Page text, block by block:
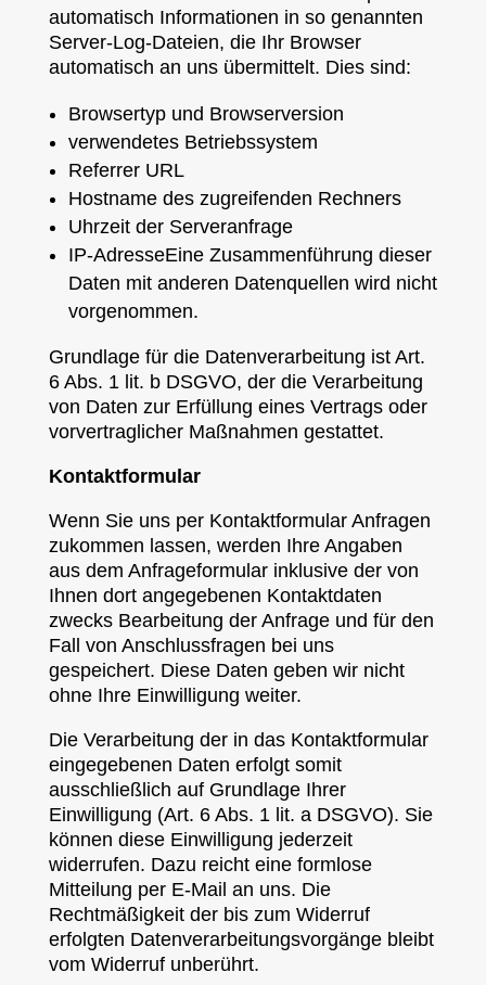
automatisch Informationen in so genannten
Server-Log-Dateien, die Ihr Browser
automatisch an uns übermittelt. Dies sind:
Browsertyp und Browserversion
verwendetes Betriebssystem
Referrer URL
Hostname des zugreifenden Rechners
Uhrzeit der Serveranfrage
IP-AdresseEine Zusammenführung dieser
Daten mit anderen Datenquellen wird nicht
vorgenommen.
Grundlage für die Datenverarbeitung ist Art.
6 Abs. 1 lit. b DSGVO, der die Verarbeitung
von Daten zur Erfüllung eines Vertrags oder
vorvertraglicher Maßnahmen gestattet.
Kontaktformular
Wenn Sie uns per Kontaktformular Anfragen
zukommen lassen, werden Ihre Angaben
aus dem Anfrageformular inklusive der von
Ihnen dort angegebenen Kontaktdaten
zwecks Bearbeitung der Anfrage und für den
Fall von Anschlussfragen bei uns
gespeichert. Diese Daten geben wir nicht
ohne Ihre Einwilligung weiter.
Die Verarbeitung der in das Kontaktformular
eingegebenen Daten erfolgt somit
ausschließlich auf Grundlage Ihrer
Einwilligung (Art. 6 Abs. 1 lit. a DSGVO). Sie
können diese Einwilligung jederzeit
widerrufen. Dazu reicht eine formlose
Mitteilung per E-Mail an uns. Die
Rechtmäßigkeit der bis zum Widerruf
erfolgten Datenverarbeitungsvorgänge bleibt
vom Widerruf unberührt.